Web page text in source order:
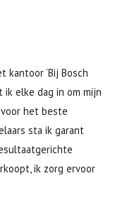
kantoor ‘Bij Bosch
ik elke dag in om mijn
het beste
sta ik garant
ik zorg ervoor